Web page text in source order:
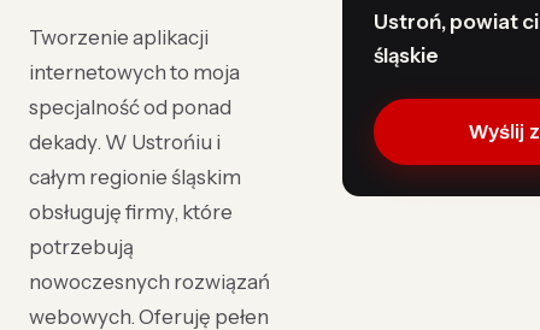
Tworzenie aplikacji
internetowych to moja
specjalność od ponad
dekady. W Ustrońiu i
całym regionie śląskim
obsługuję firmy, które
potrzebują
nowoczesnych rozwiązań
webowych. Oferuję pełen
Ustroń, powiat
śląskie
Wyślij